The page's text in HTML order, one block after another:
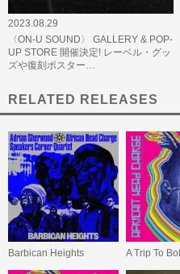
2023.08.29
〈ON-U SOUND〉 GALLERY & POP-
UP STORE 開催決定! レーベル・グッ
ズや復刻ポスター…
RELATED RELEASES
Barbican Heights